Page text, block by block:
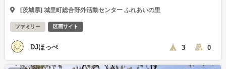
[茨城県] 城里町総合野外活動センター ふれあいの里
ファミリー 区画サイト
DJほっぺ 3 0